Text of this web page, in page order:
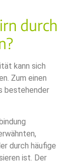
durch
kann sich
Zum einen
bestehender
durch häufige
ist. Der